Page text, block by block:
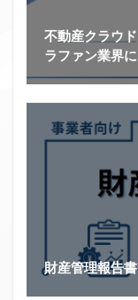
不動産クラウ
ラファン業界
財産管理報告